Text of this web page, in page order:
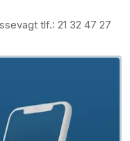
tlf.: 21 32 47 27